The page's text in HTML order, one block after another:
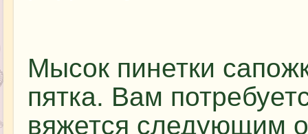
Мысок пинетки
пятка. Вам
вяжется следующим